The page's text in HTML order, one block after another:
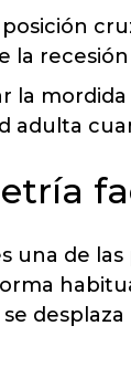
la
la
adulta
de